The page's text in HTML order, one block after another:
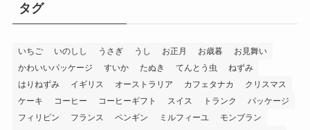
一
タグ
いちご いのしし うさぎ うし お正月 お歳暮
お見舞い
かわいいパッケージ
すいか たぬき てんとう虫
ねずみ
はりねずみ
イギリス オーストラリア カフェタナカ
クリスマス
ケーキ
コーヒー コーヒーギフト スイス トランク
パッケージ
フィリピン
フランス ペンギン ミルフィーユ
モンブラン